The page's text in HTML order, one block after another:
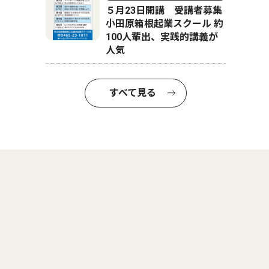
５月23日開講 受講者募集
小田原箱根起業スクール 約
100人輩出、実践的講義が
人気
すべて見る